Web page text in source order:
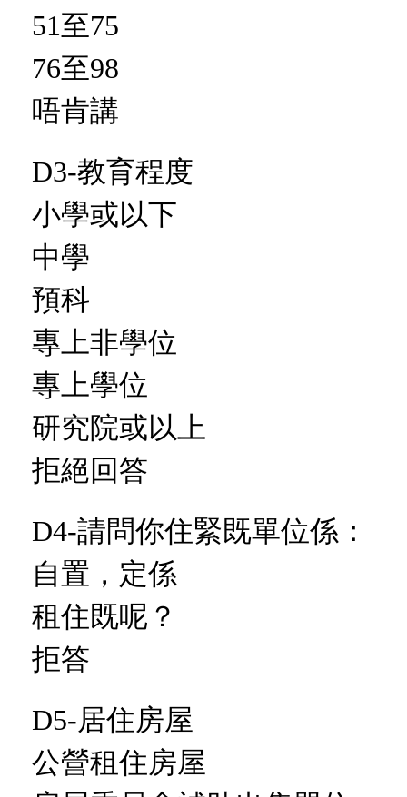
51至75
76至98
唔肯講
D3-教育程度
小學或以下
中學
預科
專上非學位
專上學位
研究院或以上
拒絕回答
D4-請問你住緊既單位係：
自置，定係
租住既呢？
拒答
D5-居住房屋
公營租住房屋